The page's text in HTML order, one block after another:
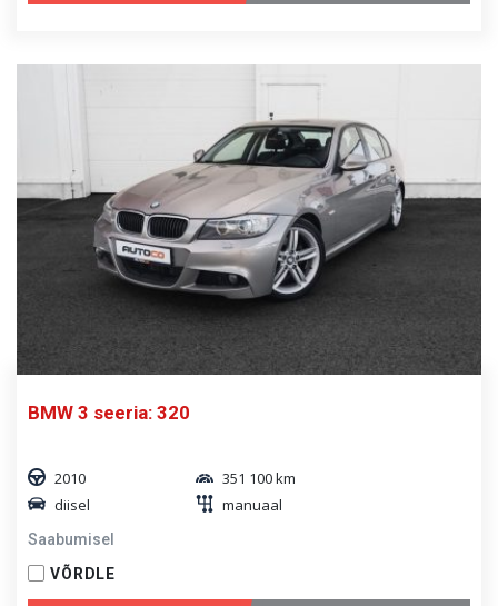
BMW 3 seeria: 320
2010
351 100 km
diisel
manuaal
Saabumisel
VÕRDLE